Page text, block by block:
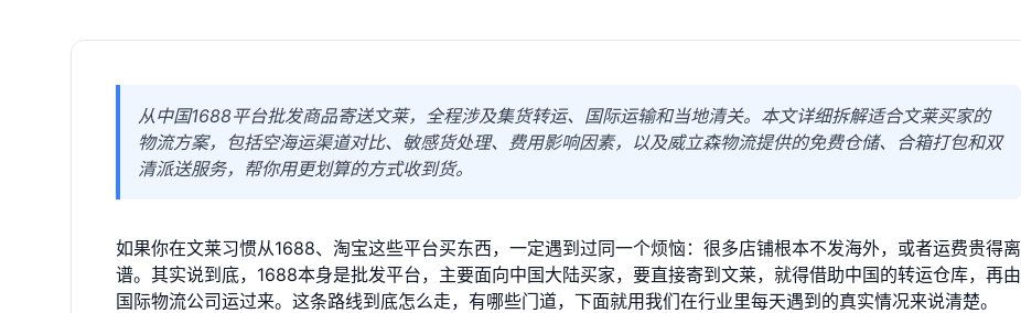
从中国1688平台批发商品寄送文莱，全程涉及集货转运、国际运输和当地清关。本文详细拆解适合文莱买家的
物流方案，包括空海运渠道对比、敏感货处理、费用影响因素，以及威立森物流提供的免费仓储、合箱打包和双
清派送服务，帮你用更划算的方式收到货。
如果你在文莱习惯从1688、淘宝这些平台买东西，一定遇到过同一个烦恼：很多店铺根本不发海外，或者运费贵得离
谱。其实说到底，1688本身是批发平台，主要面向中国大陆买家，要直接寄到文莱，就得借助中国的转运仓库，再由
国际物流公司运过来。这条路线到底怎么走，有哪些门道，下面就用我们在行业里每天遇到的真实情况来说清楚。